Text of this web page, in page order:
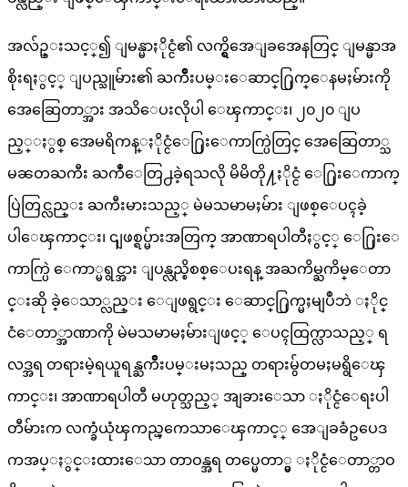
အလ်ဥ္းသင့္၍ ျမန္မာႏိုင္ငံ၏ လက္ရွိအေျခအေနတြင္ ျမန္မာအ
စိုးရႏွင့္ ျပည္သူမ်ား၏ ႀကိဳးပမ္းေဆာင္႐ြက္ေနမႈမ်ားကို
အေဆြေတာ္အား အသိေပးလိုပါ ေၾကာင္း၊ ၂၀၂၀ ျပ
ည့္ႏွစ္ အေမရိကန္ႏိုင္ငံေ႐ြးေကာက္ပြဲတြင္ အေဆြေတာ္သ
မၼတႀကီး ႀကဳံေတြ႕ခဲ့ရသလို မိမိတို႔ႏိုင္ငံ ေ႐ြးေကာက္
ပြဲတြင္လည္း ႀကီးမားသည့္ မဲမသမာမႈမ်ား ျဖစ္ေပၚခဲ့
ပါေၾကာင္း၊ ၎ျဖစ္ရပ္မ်ားအတြက္ အာဏာရပါတီႏွင့္ ေ႐ြးေ
ကာက္ပြဲ ေကာ္မရွင္အား ျပန္လည္စိစစ္ေပးရန္ အႀကိမ္ႀကိမ္ေတာ
င္းဆို ခဲ့ေသာ္လည္း ေျဖရွင္း ေဆာင္႐ြက္မႈမျပဳဘဲ ႏိုင္
ငံေတာ္အာဏာကို မဲမသမာမႈမ်ားျဖင့္ ေပၚထြက္လာသည့္ ရ
လဒ္အရ တရားမဲ့ရယူရန္ႀကိဳးပမ္းမႈသည္ တရားမွ်တမႈမရွိေၾ
ကာင္း၊ အာဏာရပါတီ မဟုတ္သည့္ အျခားေသာ ႏိုင္ငံေရးပါ
တီမ်ားက လက္ခံယုံၾကည္ၾကေသာေၾကာင့္ အေျခခံဥပေဒ
ကအပ္ႏွင္းထားေသာ တာဝန္အရ တပ္မေတာ္မွ ႏိုင္ငံေတာ္တာဝ